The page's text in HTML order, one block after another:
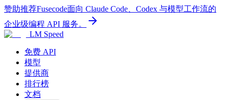
赞助推荐Fusecode面向 Claude Code、Codex 与模型工作流的
企业级编程 API 服务。
LM Speed
免费 API
模型
提供商
排行榜
文档